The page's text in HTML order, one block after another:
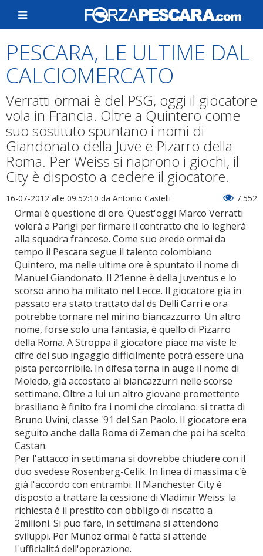
PESCARA, LE ULTIME DAL
CALCIOMERCATO
Verratti ormai è del PSG, oggi il giocatore
vola in Francia. Oltre a Quintero come
suo sostituto spuntano i nomi di
Giandonato della Juve e Pizarro della
Roma. Per Weiss si riaprono i giochi, il
City è disposto a cedere il giocatore.
16-07-2012 alle 09:52:10 da Antonio Castelli 7.552
Ormai è questione di ore. Quest'oggi Marco Verratti
volerà a Parigi per firmare il contratto che lo legherà
alla squadra francese. Come suo erede ormai da
tempo il Pescara segue il talento colombiano
Quintero, ma nelle ultime ore è spuntato il nome di
Manuel Giandonato. Il 21enne è della Juventus e lo
scorso anno ha militato nel Lecce. Il giocatore gia in
passato era stato trattato dal ds Delli Carri e ora
potrebbe tornare nel mirino biancazzurro. Un altro
nome, forse solo una fantasia, è quello di Pizarro
della Roma. A Stroppa il giocatore piace ma viste le
cifre del suo ingaggio difficilmente potrá essere una
pista percorribile. In difesa torna in auge il nome di
Moledo, già accostato ai biancazzurri nelle scorse
settimane. Oltre a lui un altro giovane promettente
brasiliano è finito fra i nomi che circolano: si tratta di
Bruno Uvini, classe '91 del San Paolo. Il giocatore era
seguito anche dalla Roma di Zeman che poi ha scelto
Castan.
Per l'attacco in settimana si dovrebbe chiudere con il
duo svedese Rosenberg-Celik. In linea di massima c'è
già l'accordo con entrambi. Il Manchester City è
disposto a trattare la cessione di Vladimir Weiss: la
richiesta è il prestito con obbligo di riscatto a
2milioni. Si puo fare, in settimana si attendono
sviluppi. Per Munoz ormai è fatta si attende
l'ufficialitá dell'operazione.